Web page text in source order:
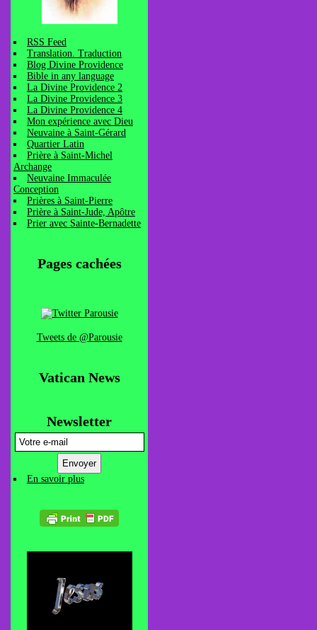
RSS Feed
Translation. Traduction
Blog Divine Providence
Bible in any language
La Divine Providence 2
La Divine Providence 3
La Divine Providence 4
Mon expérience avec Dieu
Neuvaine à Saint-Gérard
Quartier Latin
Prière à Saint-Michel
Archange
Neuvaine Immaculée
Conception
Prières à Saint-Pierre
Prière à Saint-Jude, Apôtre
Prier avec Sainte-Bernadette
Pages cachées
Tweets de @Parousie
Vatican News
Newsletter
En savoir plus